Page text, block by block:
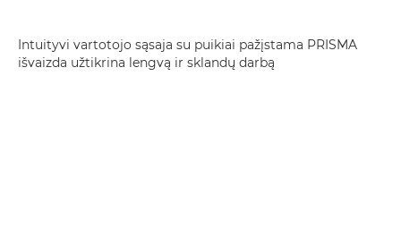
Intuityvi vartotojo sąsaja su puikiai pažįstama PRISMA
išvaizda užtikrina lengvą ir sklandų darbą